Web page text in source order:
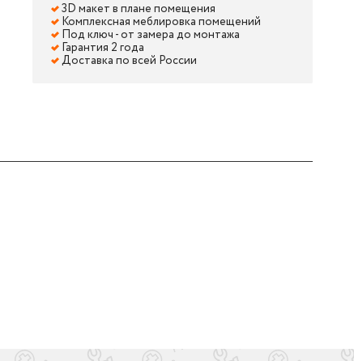
3D макет в плане помещения
Комплексная меблировка помещений
Под ключ - от замера до монтажа
Гарантия 2 года
Доставка по всей России